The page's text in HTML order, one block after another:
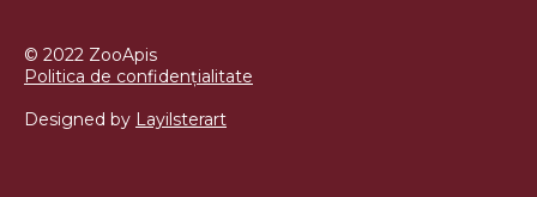
© 2022 ZooApis
Politica de confidențialitate
Designed by Layilsterart